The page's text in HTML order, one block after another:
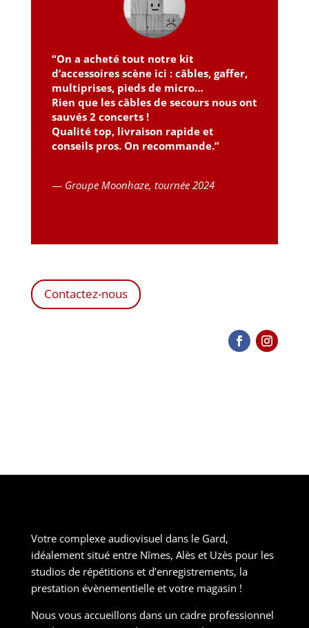
“On a acheté tout notre kit
d’accessoires scène ici : câbles, gaffer,
multiprises, pieds de micro…
Rien que les câbles de secours nous ont
sauvés 2 concerts !
Qualité top, livraison rapide et
conseils pros. On recommande.”
— Groupe Moonhaze, tournée 2024
Contactez-nous
Votre complexe audiovisuel dans le Gard,
idéalement situé entre Nîmes, Alès et Uzès pour les
studios de répétitions et d’enregistrements, la
prestation évènementielle et votre magasin !
Nous vous accueillons dans un cadre professionnel